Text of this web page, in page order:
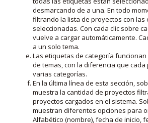
desmarcando de a una. En todo
filtrando la lista de proyectos con las
seleccionadas. Con cada clic sobre
vuelve a cargar automáticamente.
a un solo tema.
Las etiquetas de categoría
de temas, con la diferencia que
varias categorías.
En la última línea de esta sección,
muestra la cantidad de proyectos
proyectos cargados en el sistema.
muestran diferentes opciones para
Alfabético (nombre), fecha de inicio,